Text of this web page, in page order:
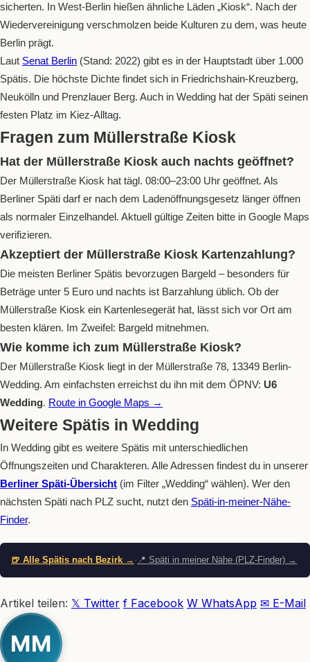
sicherten. In West-Berlin hießen ähnliche Läden „Kiosk“. Nach der
Wiedervereinigung verschmolzen beide Kulturen zu dem, was heute
Berlin prägt.
Laut Senat Berlin (Stand: 2022) gibt es in der Hauptstadt über 1.000
Spätis. Die höchste Dichte findet sich in Friedrichshain-Kreuzberg,
Neukölln und Prenzlauer Berg. Auch in Wedding hat der Späti seinen
festen Platz im Kiez-Alltag.
Fragen zum Müllerstraße Kiosk
Hat der Müllerstraße Kiosk auch nachts geöffnet?
Der Müllerstraße Kiosk hat tägl. 08:00–23:00 Uhr geöffnet. Als
Berliner Späti darf er nach dem Ladenöffnungsgesetz länger öffnen
als normaler Einzelhandel. Aktuell gültige Zeiten bitte in Google Maps
verifizieren.
Akzeptiert der Müllerstraße Kiosk Kartenzahlung?
Die meisten Berliner Spätis bevorzugen Bargeld – besonders für
Beträge unter 5 Euro und nachts ist Barzahlung üblich. Ob der
Müllerstraße Kiosk ein Kartenlesegerät hat, lässt sich vor Ort am
besten klären. Im Zweifel: Bargeld mitnehmen.
Wie komme ich zum Müllerstraße Kiosk?
Der Müllerstraße Kiosk liegt in der Müllerstraße 78, 13349 Berlin-
Wedding. Am einfachsten erreichst du ihn mit dem ÖPNV: U6
Wedding. Route in Google Maps →
Weitere Spätis in Wedding
In Wedding gibt es weitere Spätis mit unterschiedlichen
Öffnungszeiten und Charakteren. Alle Adressen findest du in unserer
Berliner Späti-Übersicht (im Filter „Wedding“ wählen). Wer den
nächsten Späti nach PLZ sucht, nutzt den Späti-in-meiner-Nähe-
Finder.
🍺 Alle Spätis nach Bezirk → · 📍 Späti in meiner Nähe (PLZ-Finder) →
Artikel teilen: 𝕏 Twitter f Facebook W WhatsApp ✉ E-Mail
MM